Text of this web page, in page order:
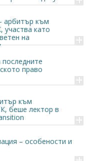
арбитър към
като
на
+
право
+
към
беше лектор в
+
– особености и